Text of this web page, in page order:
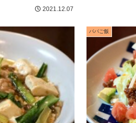
2021.12.07
パパご飯